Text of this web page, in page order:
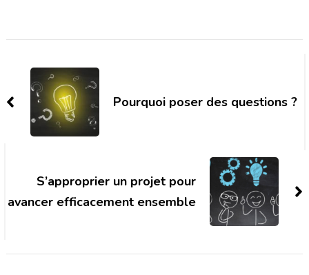
Navigation
Pourquoi poser des questions ?
S’approprier un projet pour
avancer efficacement ensemble